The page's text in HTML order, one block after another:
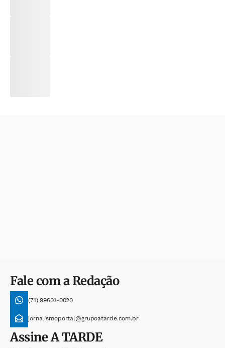
Fale com a Redação
(71) 99601-0020
jornalismoportal@grupoatarde.com.br
AssineA TARDE